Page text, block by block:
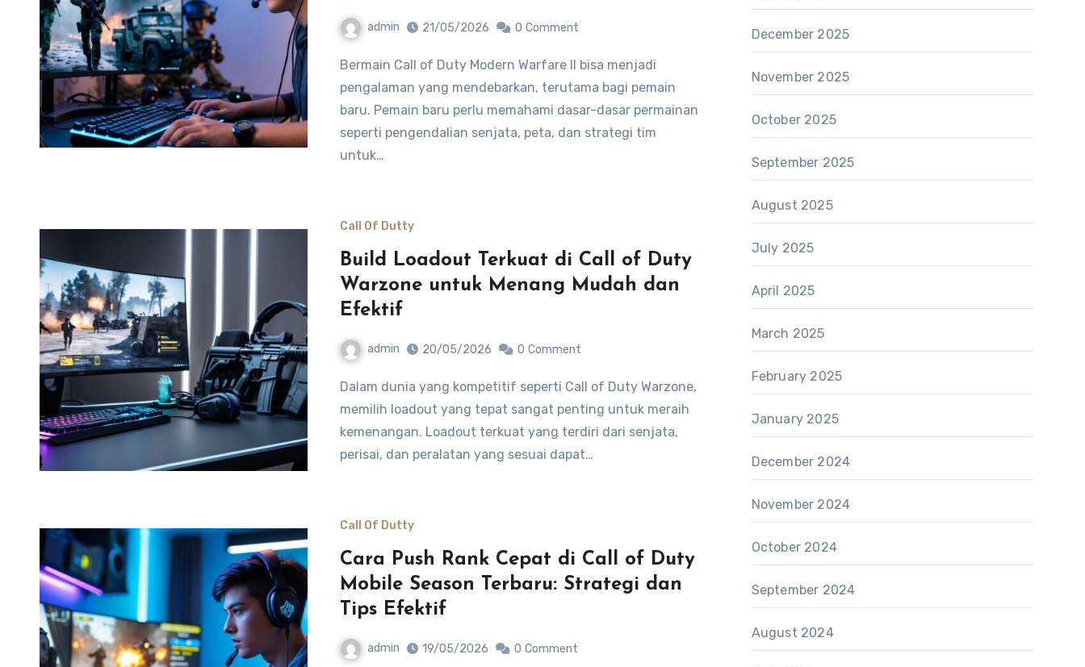
admin 21/05/2026 0 Comment
Bermain Call of Duty Modern Warfare II bisa menjadi
pengalaman yang mendebarkan, terutama bagi pemain
baru. Pemain baru perlu memahami dasar-dasar permainan
seperti pengendalian senjata, peta, dan strategi tim
untuk…
Call Of Dutty
Build Loadout Terkuat di Call of Duty
Warzone untuk Menang Mudah dan
Efektif
admin 20/05/2026 0 Comment
Dalam dunia yang kompetitif seperti Call of Duty Warzone,
memilih loadout yang tepat sangat penting untuk meraih
kemenangan. Loadout terkuat yang terdiri dari senjata,
perisai, dan peralatan yang sesuai dapat…
Call Of Dutty
Cara Push Rank Cepat di Call of Duty
Mobile Season Terbaru: Strategi dan
Tips Efektif
admin 19/05/2026 0 Comment
December 2025
November 2025
October 2025
September 2025
August 2025
July 2025
April 2025
March 2025
February 2025
January 2025
December 2024
November 2024
October 2024
September 2024
August 2024